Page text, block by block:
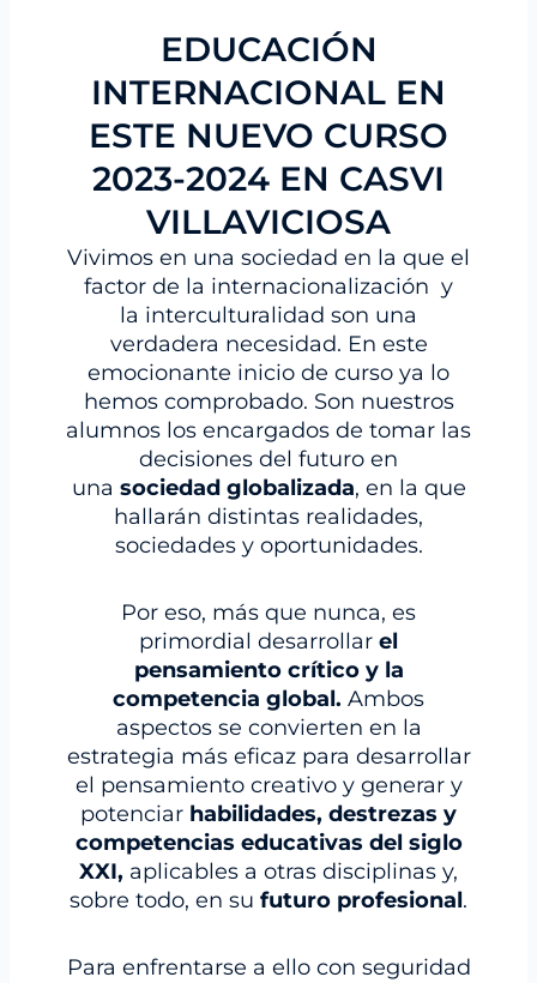
EDUCACIÓN
INTERNACIONAL EN
ESTE NUEVO CURSO
2023-2024 EN CASVI
VILLAVICIOSA
Vivimos en una sociedad en la que el
factor de la internacionalización y
la interculturalidad son una
verdadera necesidad. En este
emocionante inicio de curso ya lo
hemos comprobado. Son nuestros
alumnos los encargados de tomar las
decisiones del futuro en
una sociedad globalizada, en la que
hallarán distintas realidades,
sociedades y oportunidades.
Por eso, más que nunca, es
primordial desarrollar el
pensamiento crítico y la
competencia global. Ambos
aspectos se convierten en la
estrategia más eficaz para desarrollar
el pensamiento creativo y generar y
potenciar habilidades, destrezas y
competencias educativas del siglo
XXI, aplicables a otras disciplinas y,
sobre todo, en su futuro profesional.
Para enfrentarse a ello con seguridad